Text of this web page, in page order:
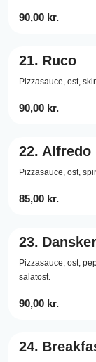
90,00 kr.
21. Ruco
Pizzasauce, ost,
90,00 kr.
22. Alfredo
Pizzasauce, ost,
85,00 kr.
23.
Pizzasauce, ost,
salatost.
90,00 kr.
24.